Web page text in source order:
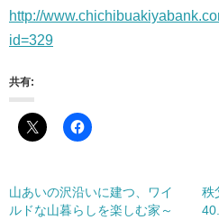
http://
id=329
共有:
山あいの沢沿いに建つ、ワイ
ルドな山暮らしを楽しむ家～
秩